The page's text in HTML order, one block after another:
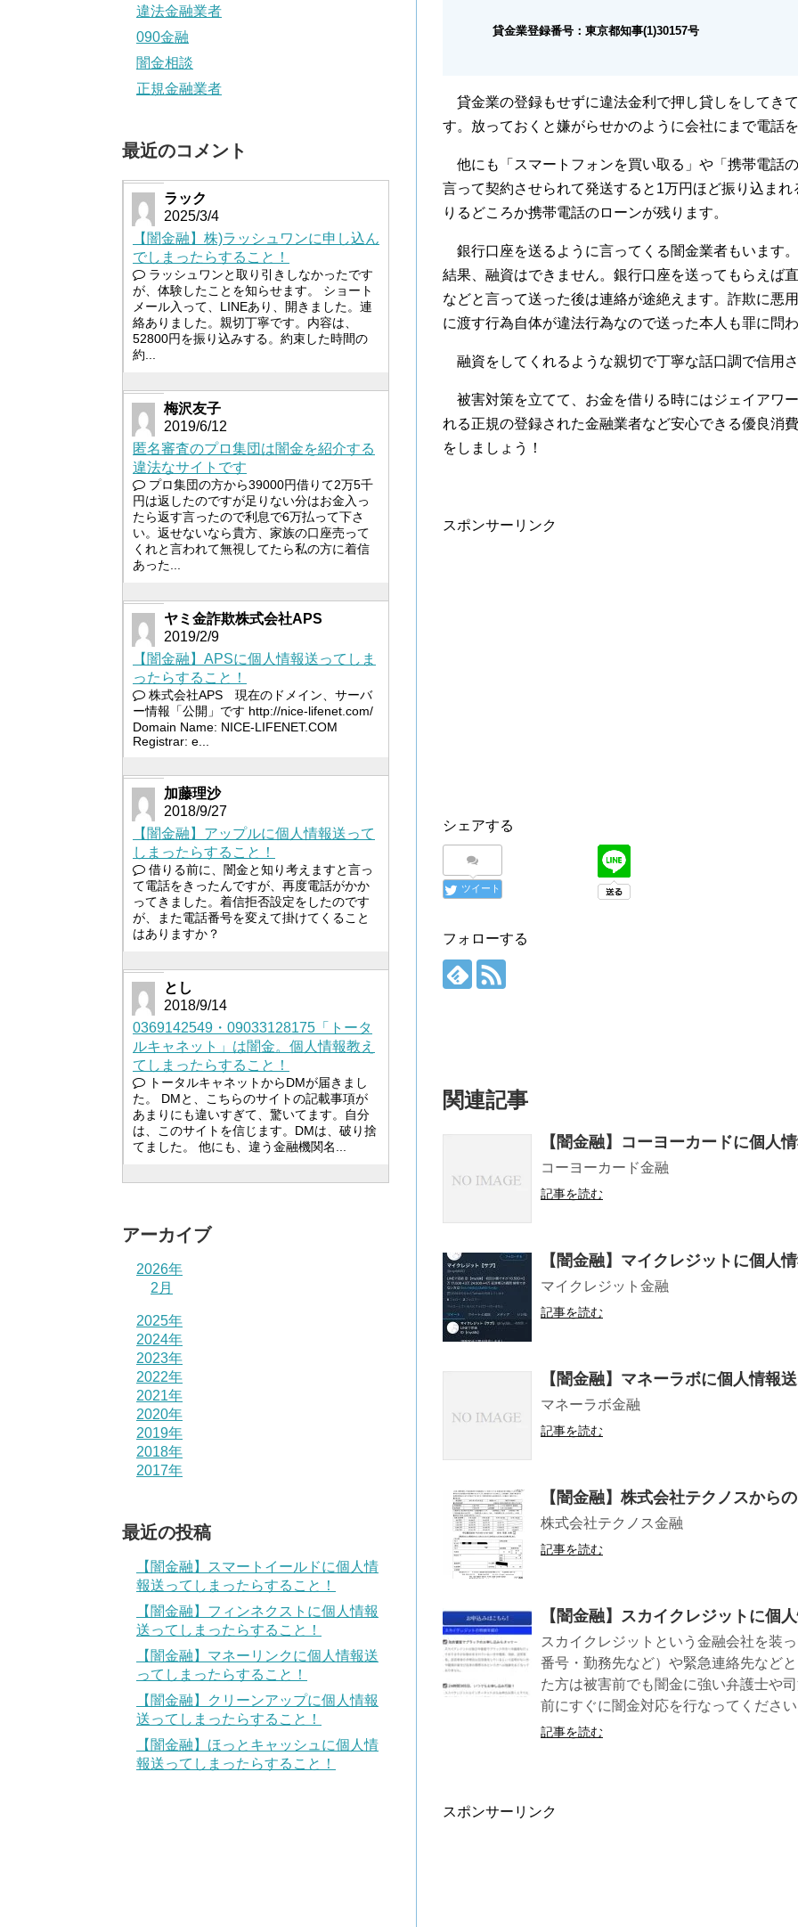
貸金業登録番号：東京都知事(1)30157号
貸金業の登録もせずに違法金利で押し貸しをしてき
す。放っておくと嫌がらせかのように会社にまで電話
他にも「スマートフォンを買い取る」や「携帯電話
言って契約させられて発送すると1万円ほど振り込ま
りるどころか携帯電話のローンが残ります。
銀行口座を送るように言ってくる闇金業者もいます
結果、融資はできません。銀行口座を送ってもらえば
などと言って送った後は連絡が途絶えます。詐欺に悪
に渡す行為自体が違法行為なので送った本人も罪に問わ
融資をしてくれるような親切で丁寧な話口調で信用
被害対策を立てて、お金を借りる時にはジェイアワ
れる正規の登録された金融業者など安心できる優良消
をしましょう！
スポンサーリンク
シェアする
ツイート
フォローする
関連記事
【闇金融】コーヨーカードに個人
コーヨーカード金融
記事を読む
【闇金融】マイクレジットに個人
マイクレジット金融
記事を読む
【闇金融】マネーラボに個人情報
マネーラボ金融
記事を読む
【闇金融】株式会社テクノスから
株式会社テクノス金融
記事を読む
【闇金融】スカイクレジットに個
スカイクレジットという金融会社を装
番号・勤務先など）や緊急連絡先など
た方は被害前でも闇金に強い弁護士や
前にすぐに闇金対応を行なってください
記事を読む
スポンサーリンク
違法金融業者
090金融
闇金相談
正規金融業者
最近のコメント
ラック
2025/3/4
【闇金融】株)ラッシュワンに申し込ん
でしまったらすること！
ラッシュワンと取り引きしなかったです
が、体験したことを知らせます。 ショート
メール入って、LINEあり、開きました。連
絡ありました。親切丁寧です。内容は、
52800円を振り込みする。約束した時間の
約...
梅沢友子
2019/6/12
匿名審査のプロ集団は闇金を紹介する
違法なサイトです
プロ集団の方から39000円借りて2万5千
円は返したのですが足りない分はお金入っ
たら返す言ったので利息で6万払って下さ
い。返せないなら貴方、家族の口座売って
くれと言われて無視してたら私の方に着信
あった...
ヤミ金詐欺株式会社APS
2019/2/9
【闇金融】APSに個人情報送ってしま
ったらすること！
株式会社APS 現在のドメイン、サーバ
ー情報「公開」です http://nice-lifenet.com/
Domain Name: NICE-LIFENET.COM
Registrar: e...
加藤理沙
2018/9/27
【闇金融】アップルに個人情報送って
しまったらすること！
借りる前に、闇金と知り考えますと言っ
て電話をきったんですが、再度電話がかか
ってきました。着信拒否設定をしたのです
が、また電話番号を変えて掛けてくること
はありますか？
とし
2018/9/14
0369142549・09033128175「トータ
ルキャネット」は闇金。個人情報教え
てしまったらすること！
トータルキャネットからDMが届きまし
た。 DMと、こちらのサイトの記載事項が
あまりにも違いすぎて、驚いてます。自分
は、このサイトを信じます。DMは、破り捨
てました。 他にも、違う金融機関名...
アーカイブ
2026年
2月
2025年
2024年
2023年
2022年
2021年
2020年
2019年
2018年
2017年
最近の投稿
【闇金融】スマートイールドに個人情
報送ってしまったらすること！
【闇金融】フィンネクストに個人情報
送ってしまったらすること！
【闇金融】マネーリンクに個人情報送
ってしまったらすること！
【闇金融】クリーンアップに個人情報
送ってしまったらすること！
【闇金融】ほっとキャッシュに個人情
報送ってしまったらすること！